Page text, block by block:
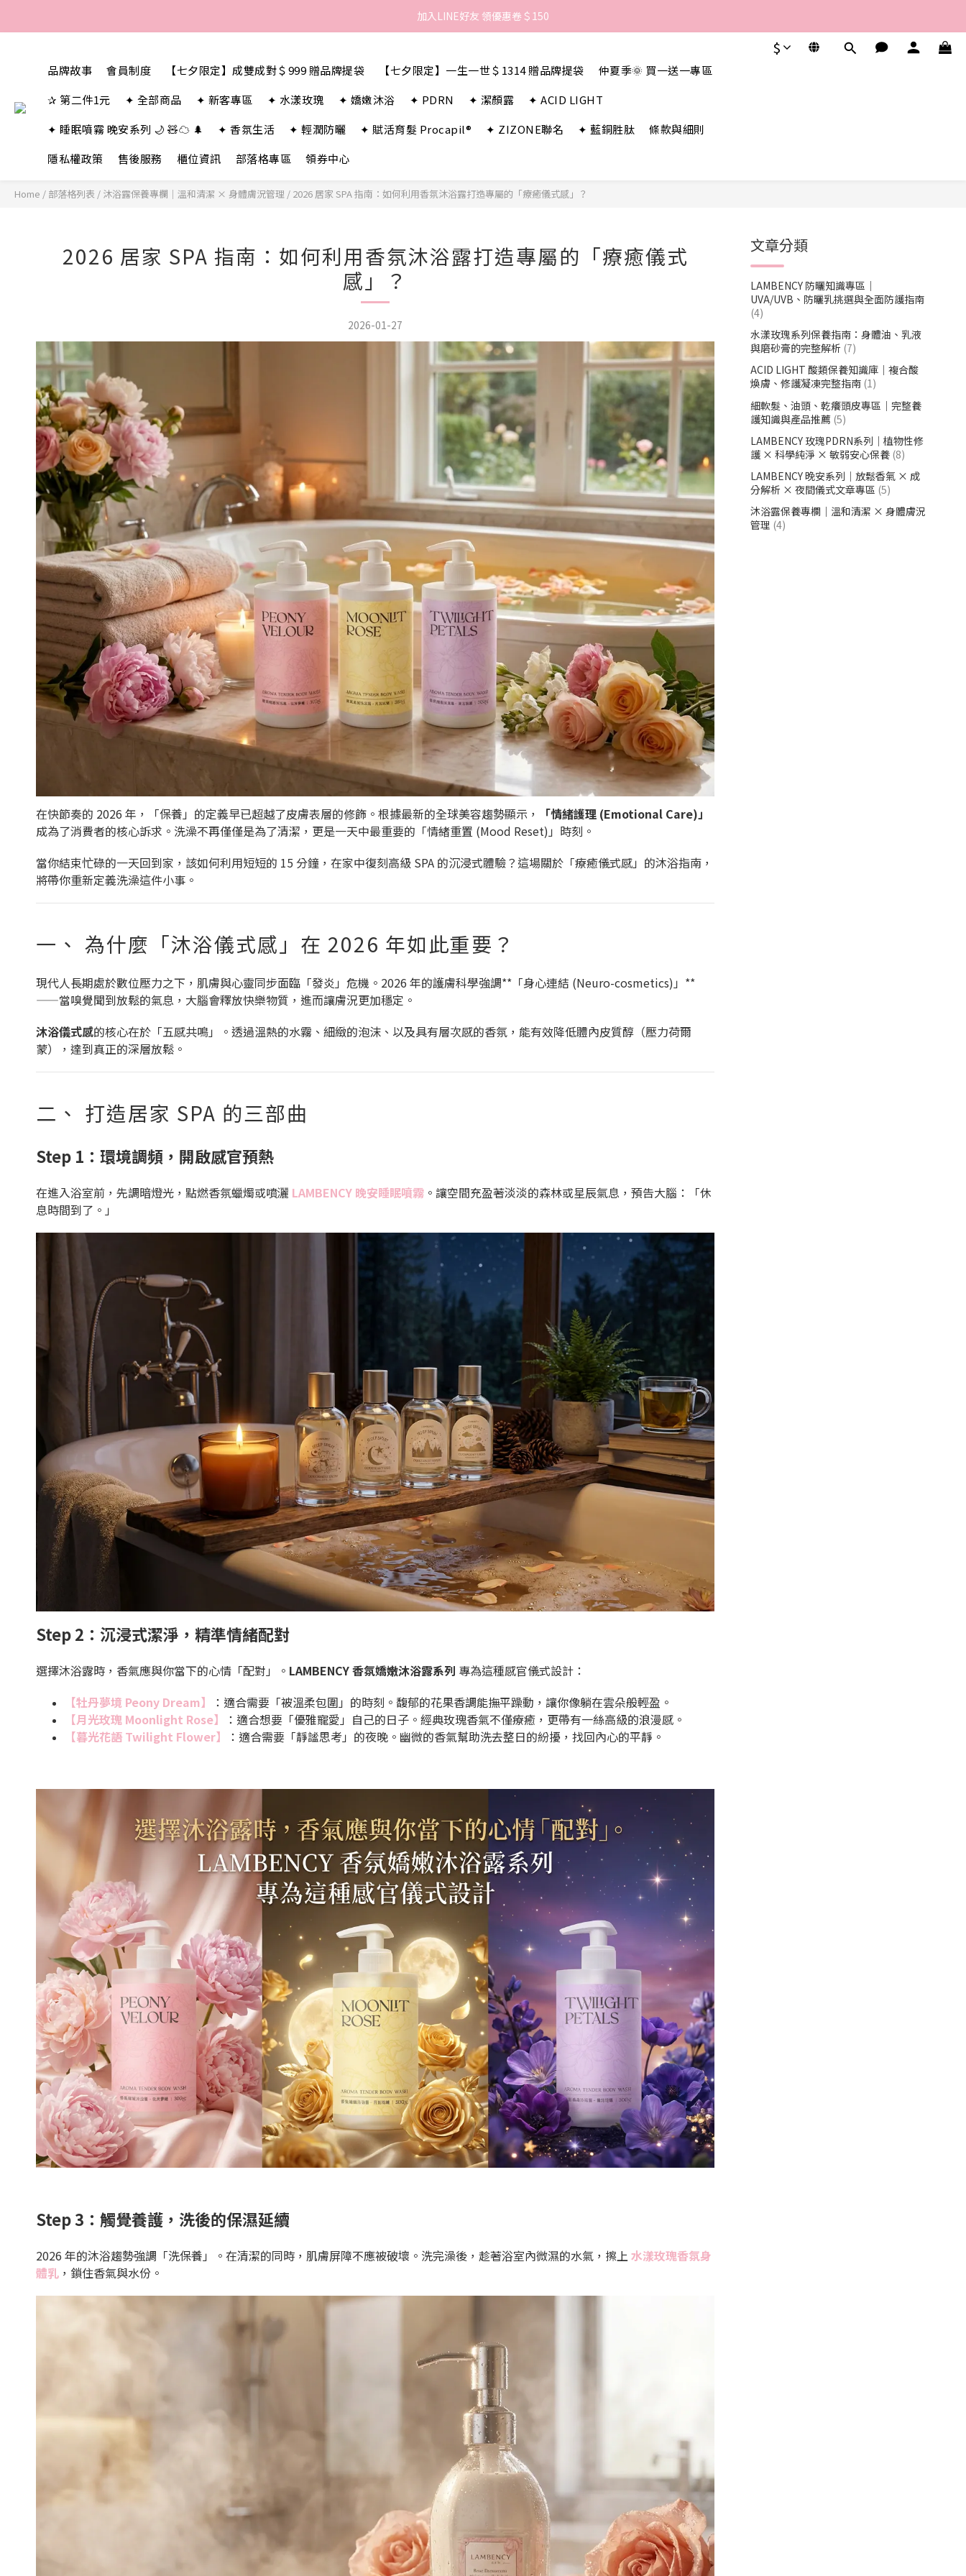
歡迎來到LAMBENCY 💓 註冊會員享＄100購物金！
歡迎來到LAMBENCY 💓 註冊會員享＄100購物金！
$
品牌故事 會員制度 【七夕限定】成雙成對＄999 贈品牌提袋 【七夕限定】一生一世＄1314 贈品牌提袋
仲夏季🌞 買一送一專區
✰ 第二件1元
✦ 全部商品 ✦ 新客專區 ✦ 水漾玫瑰 ✦ 嬌嫩沐浴 ✦ PDRN ✦ 潔顏露
✦ ACID LIGHT
✦ 睡眠噴霧 晚安系列 🌙 🧸☁️ 🌲
✦ 香氛生活 ✦ 輕潤防曬 ✦ 賦活育髮 Procapil® ✦ ZIZONE聯名 ✦ 藍銅胜肽
條款與細則
隱私權政策
售後服務 櫃位資訊 部落格專區 領券中心
Home / 部落格列表 / 沐浴露保養專欄｜溫和清潔 × 身體膚況管理 / 2026 居家 SPA 指南：如何利用香氛沐浴露打造專屬的「療癒儀式感」？
2026 居家 SPA 指南：如何利用香氛沐浴露打造專屬的「療癒儀式
感」？
2026-01-27
在快節奏的 2026 年，「保養」的定義早已超越了皮膚表層的修飾。根據最新的全球美容趨勢顯示，
「情緒護理 (Emotional Care)」
成為了消費者的核心訴求。洗澡不再僅僅是為了清潔，更是一天中最重要的「情緒重置 (Mood Reset)」時刻。
當你結束忙碌的一天回到家，該如何利用短短的 15 分鐘，在家中復刻高級 SPA 的沉浸式體驗？這場關於「療癒儀式感」的沐浴指南，
將帶你重新定義洗澡這件小事。
一、 為什麼「沐浴儀式感」在 2026 年如此重要？
現代人長期處於數位壓力之下，肌膚與心靈同步面臨「發炎」危機。2026 年的護膚科學強調**「身心連結 (Neuro-cosmetics)」**
——當嗅覺聞到放鬆的氣息，大腦會釋放快樂物質，進而讓膚況更加穩定。
沐浴儀式感的核心在於「五感共鳴」。透過溫熱的水霧、細緻的泡沫、以及具有層次感的香氛，能有效降低體內皮質醇（壓力荷爾
蒙），達到真正的深層放鬆。
二、 打造居家 SPA 的三部曲
Step 1：環境調頻，開啟感官預熱
在進入浴室前，先調暗燈光，點燃香氛蠟燭或噴灑 LAMBENCY 晚安睡眠噴霧 。讓空間充盈著淡淡的森林或星辰氣息，預告大腦：「休
息時間到了。」
Step 2：沉浸式潔淨，精準情緒配對
選擇沐浴露時，香氣應與你當下的心情「配對」。 LAMBENCY 香氛嬌嫩沐浴露系列 專為這種感官儀式設計：
【牡丹夢境 Peony Dream】
：適合需要「被溫柔包圍」的時刻。馥郁的花果香調能撫平躁動，讓你像躺在雲朵般輕盈。
【月光玫瑰 Moonlight Rose】
：適合想要「優雅寵愛」自己的日子。經典玫瑰香氣不僅療癒，更帶有一絲高級的浪漫感。
【暮光花語 Twilight Flower】
：適合需要「靜謐思考」的夜晚。幽微的香氣幫助洗去整日的紛擾，找回內心的平靜。
Step 3：觸覺養護，洗後的保濕延續
2026 年的沐浴趨勢強調「洗保養」。在清潔的同時，肌膚屏障不應被破壞。洗完澡後，趁著浴室內微濕的水氣，擦上 水漾玫瑰香氛身
體乳 ，鎖住香氣與水份。
文章分類
LAMBENCY 防曬知識專區｜
UVA/UVB、防曬乳挑選與全面防護指南
(4)
水漾玫瑰系列保養指南：身體油、乳液
與磨砂膏的完整解析 (7)
ACID LIGHT 酸類保養知識庫｜複合酸
煥膚、修護凝凍完整指南 (1)
細軟髮、油頭、乾癢頭皮專區｜完整養
護知識與產品推薦 (5)
LAMBENCY 玫瑰PDRN系列｜植物性修
護 × 科學純淨 × 敏弱安心保養 (8)
LAMBENCY 晚安系列｜放鬆香氣 × 成
分解析 × 夜間儀式文章專區 (5)
沐浴露保養專欄｜溫和清潔 × 身體膚況
管理 (4)